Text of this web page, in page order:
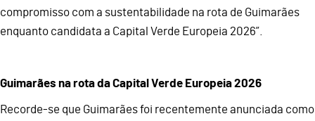
compromisso com a sustentabilidade na rota de Guimarães
enquanto candidata a Capital Verde Europeia 2026”.
Guimarães na rota da Capital Verde Europeia 2026
Recorde-se que Guimarães foi recentemente anunciada como